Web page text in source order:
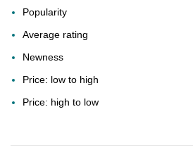
Popularity
Average rating
Newness
Price: low to high
Price: high to low